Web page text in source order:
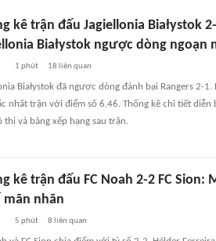
kê trận đấu Jagiellonia Białystok
Białystok ngược dòng ngoạn
1 phút 18 liên quan
Białystok đã ngược dòng đánh bại Rangers 2-1.
nhất trận với điểm số 6.46. Thống kê chi tiết diễn
thị và bảng xếp hạng sau trận.
kê trận đấu FC Noah 2-2 FC
mãn nhãn
5 phút 8 liên quan